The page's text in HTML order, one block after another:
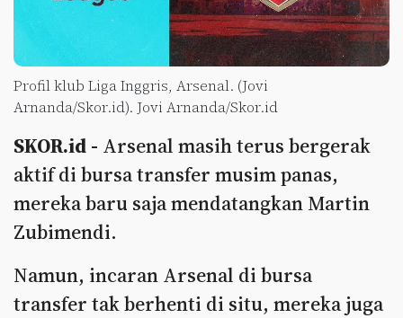
Profil klub Liga Inggris, Arsenal. (Jovi
Arnanda/Skor.id). Jovi Arnanda/Skor.id
SKOR.id - Arsenal masih terus bergerak
aktif di bursa transfer musim panas,
mereka baru saja mendatangkan Martin
Zubimendi.
Namun, incaran Arsenal di bursa
transfer tak berhenti di situ, mereka juga